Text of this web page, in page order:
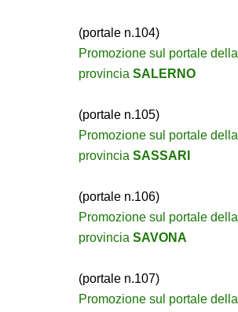
(portale n.104)
Promozione sul portale della
provincia SALERNO
(portale n.105)
Promozione sul portale della
provincia SASSARI
(portale n.106)
Promozione sul portale della
provincia SAVONA
(portale n.107)
Promozione sul portale della